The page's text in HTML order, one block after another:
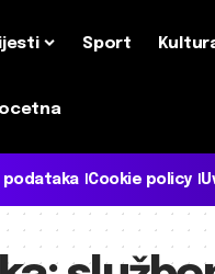
Sport
podataka Cookie policy